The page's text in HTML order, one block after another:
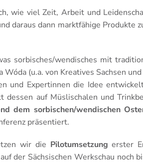
wie viel Zeit, Arbeit und
daraus dann marktfähige Produkte
sorbisches/wendisches mit
Wóda (u.a. von Kreatives Sachsen
und Expertinnen die Idee
dessen auf Müslischalen und
dem sorbischen/wendischen
präsentiert.
wir die Pilotumsetzung erster
der Sächsischen Werkschau noch